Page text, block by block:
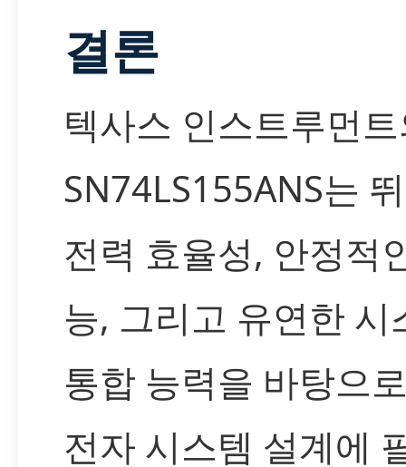
결론
텍사스 인스트루먼
SN74LS155ANS는
전력 효율성, 안정적
능, 그리고 유연한 시
통합 능력을 바탕으
전자 시스템 설계에